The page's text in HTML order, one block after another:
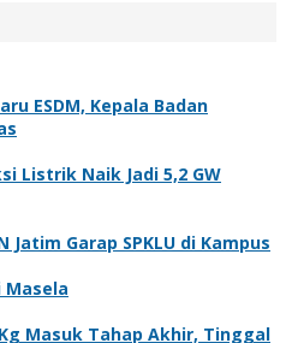
ESDM, Kepala Badan
Listrik Naik Jadi 5,2 GW
Jatim Garap SPKLU di Kampus
Masela
Masuk Tahap Akhir, Tinggal